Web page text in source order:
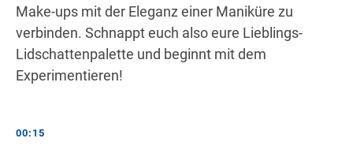
Make-ups mit der Eleganz einer Maniküre zu
verbinden. Schnappt euch also eure Lieblings-
Lidschattenpalette und beginnt mit dem
Experimentieren!
00:15